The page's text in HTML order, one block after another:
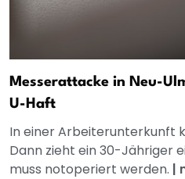
Messerattacke in Neu-
U-Haft
In einer Arbeiterunterkunft
Dann zieht ein 30-Jähriger
muss notoperiert werden. |